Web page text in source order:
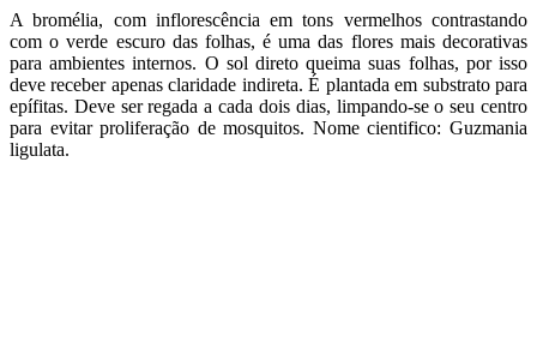
A bromélia, com inflorescência em tons vermelhos contrastando
com o verde escuro das folhas, é uma das flores mais decorativas
para ambientes internos. O sol direto queima suas folhas, por isso
deve receber apenas claridade indireta. É plantada em substrato para
epífitas. Deve ser regada a cada dois dias, limpando-se o seu centro
para evitar proliferação de mosquitos. Nome cientifico: Guzmania
ligulata.